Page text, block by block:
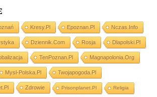
Kresy.pl Epoznan.pl Nczas.info
Dziennik.com Rosja Dlapolski.pl
TenPoznan.pl Magnapolonia.org
Mysl-Polska.pl Twojapogoda.pl
Zdrowie Prisonplanet.pl Religia